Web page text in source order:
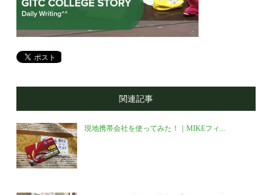
関連記事
現地携帯会社を使ってみた！｜MIKEフィ...